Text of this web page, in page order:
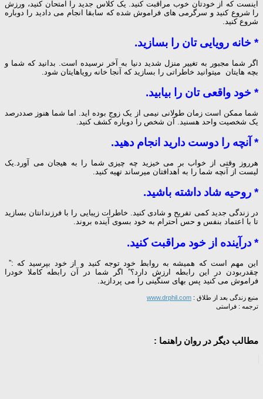
اینست که از خودتان خوب مراقبت کنید. یک کلاس جدید را امتحان کنید، ورزش
را شروع کنید و سرگرمی های فراموش شده که سابقا انجام می دادید را دوباره
شروع کنید.
* خانه رویایی تان را بسازید.
اگر شما مجبور به تغییر منزل شدید دنیا به آخر نرسیده است. بدانید که شما و
بچه هایتان میتوانید خاطراتی را بسازید که آنجا خانه رویاهایتان شود.
* خود واقعی تان را بیابید.
شما ممکن است زمان طولانی نیمی از یک زوج بوده اید. اما شما هنوز صددرصد
یک شخصیت واحد هسنید. آن شخص را دوباره کشف کنید.
* آنچه را دوست دارید انجام دهید.
هرروز وقتی از خواب بر می خیزید چه چیزی شما را به هیجان می آورد.یک
لیست از آنچه شما را به اهدافتان میرساند تهیه کنید.
* روحیه شاد داشته باشید.
در زندگی جدید کمی تفریح و شادی کنید. خاطرات زیبایی را با فرزندانتان بسازید
تا با اعتماد بنفس و حس احترام به خود بسوی آینده بروند.
* درآینده از خود مراقبت کنید.
این مهم است که همیشه به روابط خود توجه کنید و از خود بپرسید که :”
چقدربودن در این رابطه ارزش دارد؟” اگر شما در آن رابطه کاملا خودرا
فراموش می کنید پس بهای سنگینی را می پردازید.
منبع زندگی بعد از طلاق : www.drphil.com
ترجمه : فراستی
مطالب دیگر در روان راهنما :